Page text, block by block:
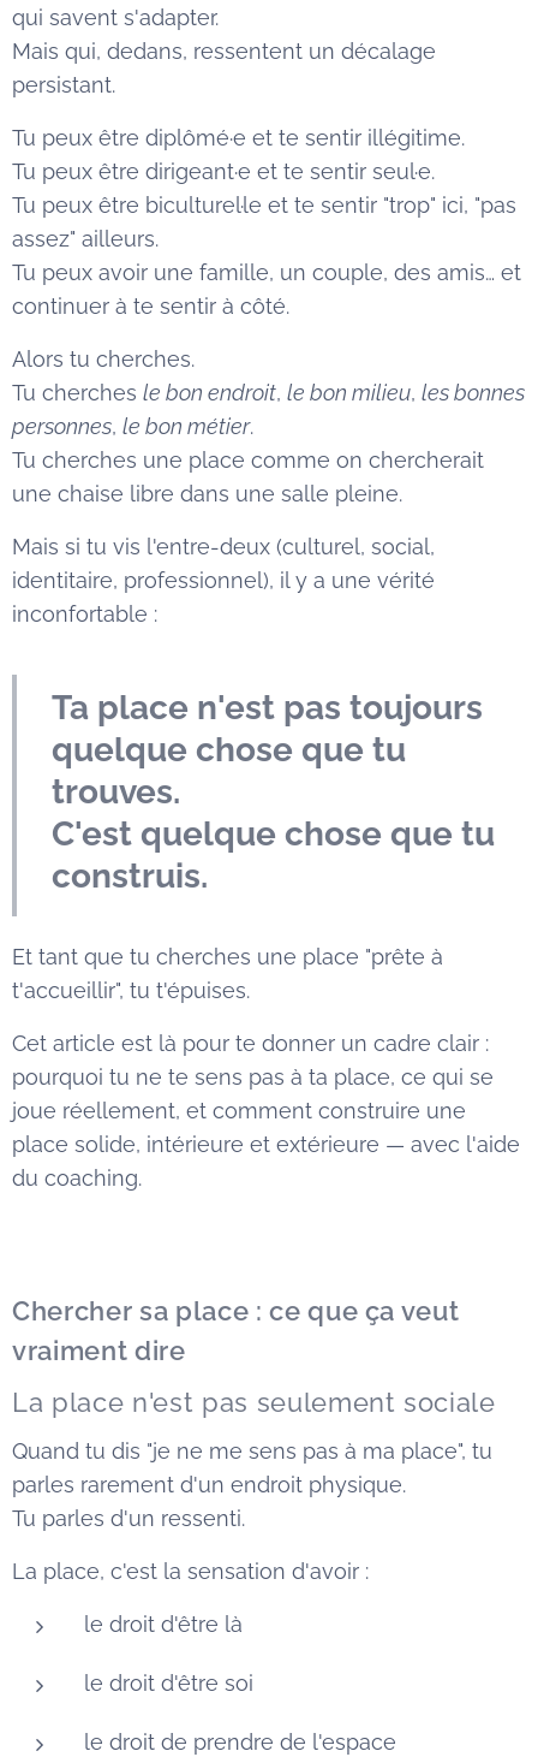
qui savent s'adapter.
Mais qui, dedans, ressentent un décalage
persistant.
Tu peux être diplômé·e et te sentir illégitime.
Tu peux être dirigeant·e et te sentir seul·e.
Tu peux être biculturel·le et te sentir "trop" ici, "pas
assez" ailleurs.
Tu peux avoir une famille, un couple, des amis… et
continuer à te sentir à côté.
Alors tu cherches.
Tu cherches le bon endroit, le bon milieu, les bonnes
personnes, le bon métier.
Tu cherches une place comme on chercherait
une chaise libre dans une salle pleine.
Mais si tu vis l'entre-deux (culturel, social,
identitaire, professionnel), il y a une vérité
inconfortable :
Ta place n'est pas toujours
quelque chose que tu
trouves.
C'est quelque chose que tu
construis.
Et tant que tu cherches une place "prête à
t'accueillir", tu t'épuises.
Cet article est là pour te donner un cadre clair :
pourquoi tu ne te sens pas à ta place, ce qui se
joue réellement, et comment construire une
place solide, intérieure et extérieure — avec l'aide
du coaching.
Chercher sa place : ce que ça veut
vraiment dire
La place n'est pas seulement sociale
Quand tu dis "je ne me sens pas à ma place", tu
parles rarement d'un endroit physique.
Tu parles d'un ressenti.
La place, c'est la sensation d'avoir :
le droit d'être là
le droit d'être soi
le droit de prendre de l'espace